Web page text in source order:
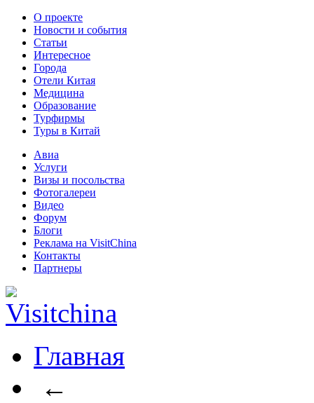
О проекте
Новости и события
Статьи
Интересное
Города
Отели Китая
Медицина
Образование
Турфирмы
Туры в Китай
Авиа
Услуги
Визы и посольства
Фотогалереи
Видео
Форум
Блоги
Реклама на VisitChina
Контакты
Партнеры
Главная
←